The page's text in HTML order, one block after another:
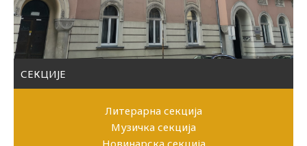
СЕКЦИЈЕ
Литерарна секција
Музичка секција
Новинарска секција